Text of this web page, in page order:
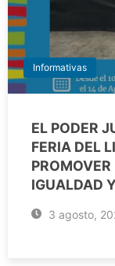
Informativas
EL PODER
FERIA DEL
IGUALDAD
3 agosto,